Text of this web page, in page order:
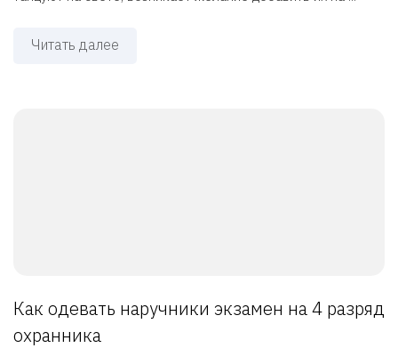
Читать далее
Как одевать наручники экзамен на 4 разряд
охранника